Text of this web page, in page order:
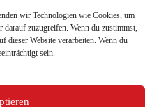
wir Technologien wie Cookies, um
darauf zuzugreifen. Wenn du zustimmst,
dieser Website verarbeiten. Wenn du
sein.
NÄCHSTE